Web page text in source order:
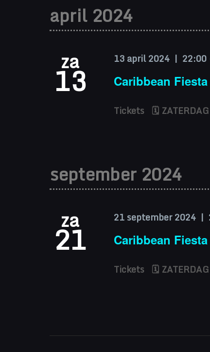
april 2024
za
13 Caribbean Fiesta
13 april 2024 | 22:00
Tickets 🗓
september 2024
za
21 Caribbean Fiesta
21 september 2024 |
Tickets 🗓 ZATERDAG